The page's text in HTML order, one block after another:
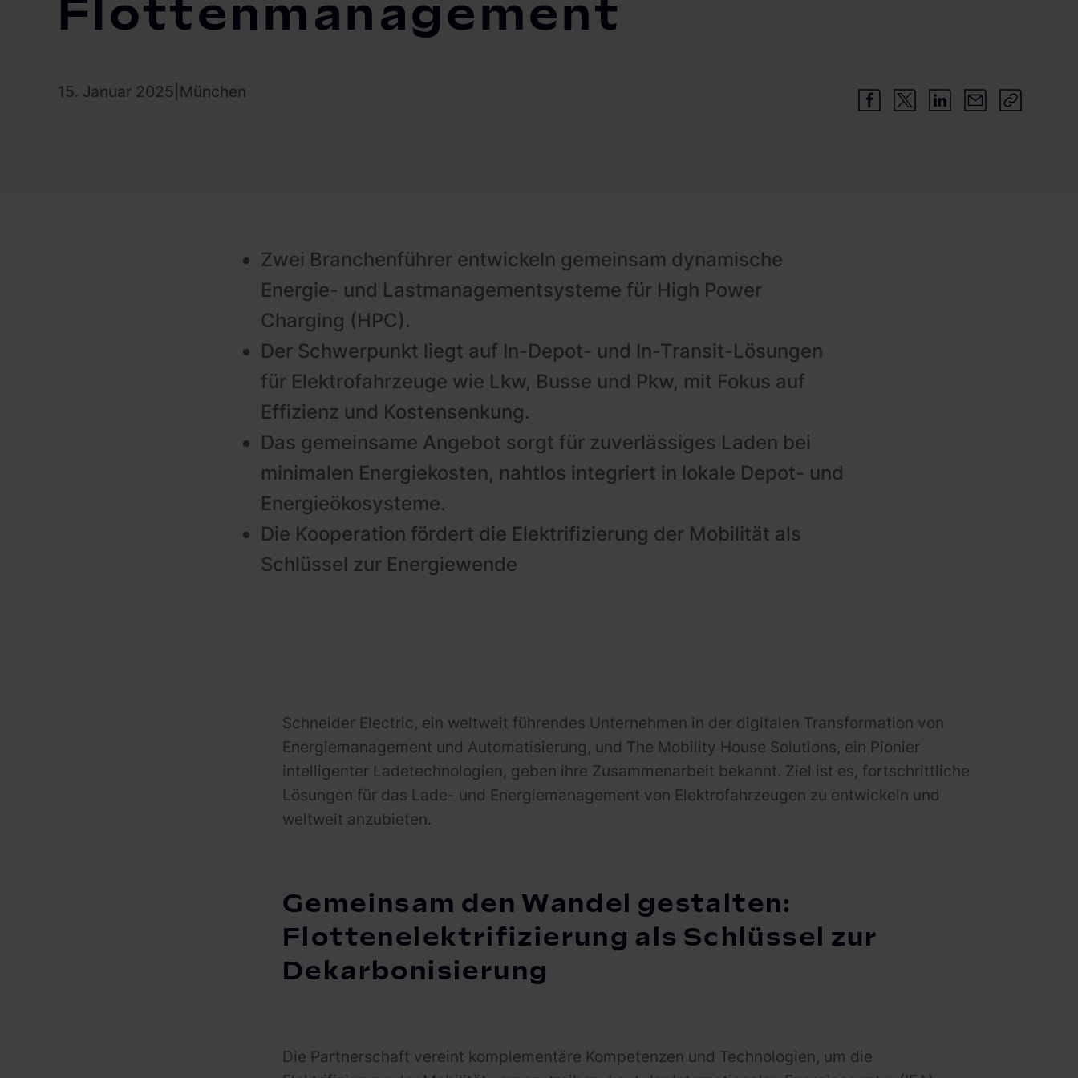
Ladeinfrastruktur-Betreiber
Leasinggesellschaften
Flottenmanagement
15. Januar 2025 München
Zwei Branchenführer entwickeln gemeinsam dynamische
Energie- und Lastmanagementsysteme für High Power
Charging (HPC).
Der Schwerpunkt liegt auf In-Depot- und In-Transit-Lösungen
für Elektrofahrzeuge wie Lkw, Busse und Pkw, mit Fokus auf
Effizienz und Kostensenkung.
Das gemeinsame Angebot sorgt für zuverlässiges Laden bei
minimalen Energiekosten, nahtlos integriert in lokale Depot- und
Energieökosysteme.
Die Kooperation fördert die Elektrifizierung der Mobilität als
Schlüssel zur Energiewende
Schneider Electric, ein weltweit führendes Unternehmen in der digitalen Transformation von
Energiemanagement und Automatisierung, und The Mobility House Solutions, ein Pionier
intelligenter Ladetechnologien, geben ihre Zusammenarbeit bekannt. Ziel ist es, fortschrittliche
Lösungen für das Lade- und Energiemanagement von Elektrofahrzeugen zu entwickeln und
weltweit anzubieten.
Gemeinsam den Wandel gestalten:
Flottenelektrifizierung als Schlüssel zur
Dekarbonisierung
Die Partnerschaft vereint komplementäre Kompetenzen und Technologien, um die